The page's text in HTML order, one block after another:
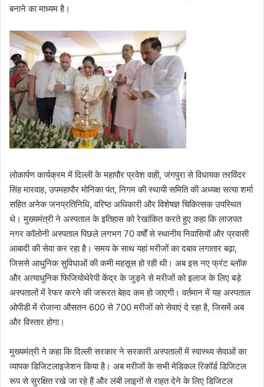
बनाने का माध्यम है।
लोकार्पण कार्यक्रम में दिल्ली के महापौर प्रवेश वाही, जंगपुरा से विधायक तरविंदर
सिंह मारवाह, उपमहापौर मोनिका पंत, निगम की स्थायी समिति की अध्यक्ष सत्या शर्मा
सहित अनेक जनप्रतिनिधि, वरिष्ठ अधिकारी और विशेषज्ञ चिकित्सक उपस्थित
थे। मुख्यमंत्री ने अस्पताल के इतिहास को रेखांकित करते हुए कहा कि लाजपत
नगर कॉलोनी अस्पताल पिछले लगभग 70 वर्षों से स्थानीय निवासियों और प्रवासी
आबादी की सेवा कर रहा है। समय के साथ यहां मरीजों का दबाव लगातार बढ़ा,
जिससे आधुनिक सुविधाओं की कमी महसूस हो रही थी। अब इस नए फ्रंट ब्लॉक
और अत्याधुनिक फिजियोथेरेपी केंद्र के जुड़ने से मरीजों को इलाज के लिए बड़े
अस्पतालों में रेफर करने की जरूरत बेहद कम हो जाएगी। वर्तमान में यह अस्पताल
ओपीडी में रोजाना औसतन 600 से 700 मरीजों को सेवाएं दे रहा है, जिसमें अब
और विस्तार होगा।
मुख्यमंत्री ने कहा कि दिल्ली सरकार ने सरकारी अस्पतालों में स्वास्थ्य सेवाओं का
व्यापक डिजिटलाइजेशन किया है। अब मरीजों के सभी मेडिकल रिकॉर्ड डिजिटल
रूप से सुरक्षित रखे जा रहे हैं और लंबी लाइनों से राहत देने के लिए डिजिटल